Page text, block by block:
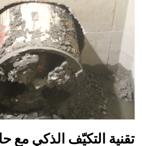
تقنية التكيّف الذكي مع